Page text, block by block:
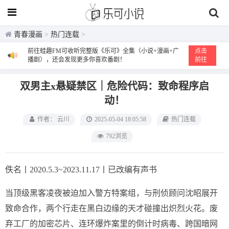
青春漫画 > 热门连载 >
前往蛙趣FM可收听完整版《乐可》全集（小说+漫画+广
播剧），还会发现更多你喜欢番剧！
点击
前往
双男主x悬疑禁区｜危险代码：致命程序启
动！
作者： 云川 2025-05-04 18:05:58 热门连载
792浏览
佚名丨2020.5.3~2023.11.17丨已改编有声书
当顶级黑客凌夜被迫加入警方特案组，与刑侦顾问沈昭展开
致命合作，两个行走在黑白边缘的天才碰撞出炽烈火花。废
弃工厂的加密芯片、连环爆炸案里的倒计时病毒、跨国暗网